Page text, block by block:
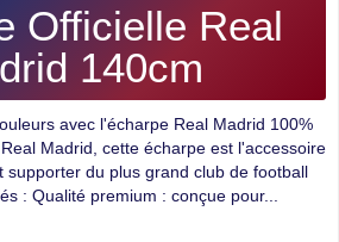
Officielle Real
140cm
avec l'écharpe Real Madrid 100%
Madrid, cette écharpe est l'accessoire
supporter du plus grand club de football
: Qualité premium : conçue pour...